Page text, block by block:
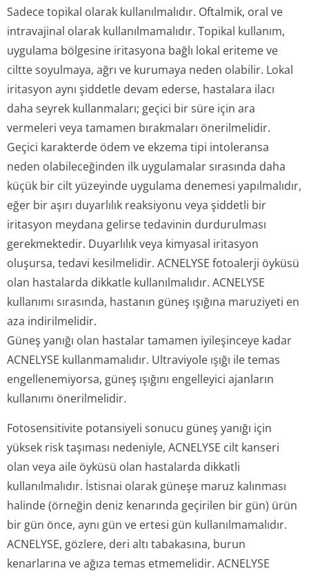
Sadece topikal olarak kullanılmalıdır. Oftalmik, oral ve
intravajinal olarak kullanılmamalıdır. Topikal kullanım,
uygulama bölgesine iritasyona bağlı lokal eriteme ve
ciltte soyulmaya, ağrı ve kurumaya neden olabilir. Lokal
iritasyon aynı şiddetle devam ederse, hastalara ilacı
daha seyrek kullanmaları; geçici bir süre için ara
vermeleri veya tamamen bırakmaları önerilmelidir.
Geçici karakterde ödem ve ekzema tipi intoleransa
neden olabileceğinden ilk uygulamalar sırasında daha
küçük bir cilt yüzeyinde uygulama denemesi yapılmalıdır,
eğer bir aşırı duyarlılık reaksiyonu veya şiddetli bir
iritasyon meydana gelirse tedavinin durdurulması
gerekmektedir. Duyarlılık veya kimyasal iritasyon
oluşursa, tedavi kesilmelidir. ACNELYSE fotoalerji öyküsü
olan hastalarda dikkatle kullanılmalıdır. ACNELYSE
kullanımı sırasında, hastanın güneş ışığına maruziyeti en
aza indirilmelidir.
Güneş yanığı olan hastalar tamamen iyileşinceye kadar
ACNELYSE kullanmamalıdır. Ultraviyole ışığı ile temas
engellenemiyorsa, güneş ışığını engelleyici ajanların
kullanımı önerilmelidir.
Fotosensitivite potansiyeli sonucu güneş yanığı için
yüksek risk taşıması nedeniyle, ACNELYSE cilt kanseri
olan veya aile öyküsü olan hastalarda dikkatli
kullanılmalıdır. İstisnai olarak güneşe maruz kalınması
halinde (örneğin deniz kenarında geçirilen bir gün) ürün
bir gün önce, aynı gün ve ertesi gün kullanılmamalıdır.
ACNELYSE, gözlere, deri altı tabakasına, burun
kenarlarına ve ağıza temas etmemelidir. ACNELYSE